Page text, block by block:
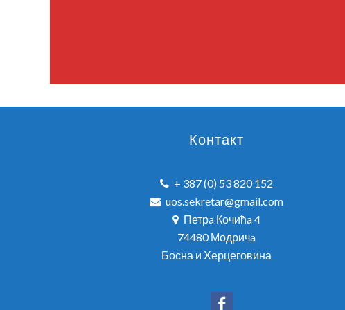
Контакт
+ 387 (0) 53 820 152
uos.sekretar@gmail.com
Петрa Кочићa 4
74480 Модричa
Босна и Херцеговина